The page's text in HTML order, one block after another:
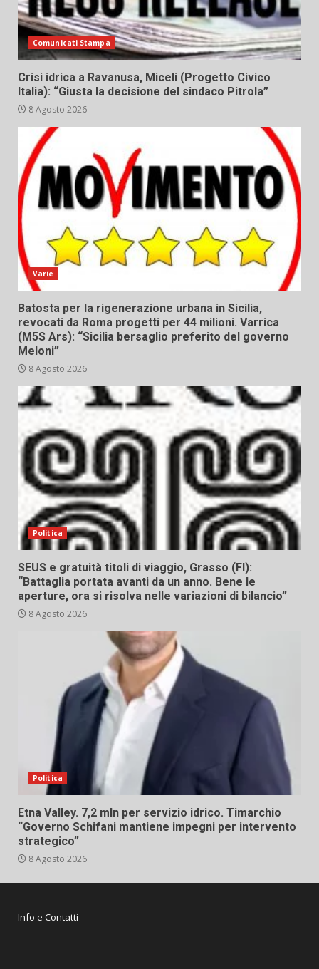
Comunicati Stampa
Crisi idrica a Ravanusa, Miceli (Progetto Civico
Italia): “Giusta la decisione del sindaco Pitrola”
8 Agosto 2026
Varie
Batosta per la rigenerazione urbana in Sicilia,
revocati da Roma progetti per 44 milioni. Varrica
(M5S Ars): “Sicilia bersaglio preferito del governo
Meloni”
8 Agosto 2026
Politica
SEUS e gratuità titoli di viaggio, Grasso (FI):
“Battaglia portata avanti da un anno. Bene le
aperture, ora si risolva nelle variazioni di bilancio”
8 Agosto 2026
Politica
Etna Valley. 7,2 mln per servizio idrico. Timarchio
“Governo Schifani mantiene impegni per intervento
strategico”
8 Agosto 2026
Info e Contatti